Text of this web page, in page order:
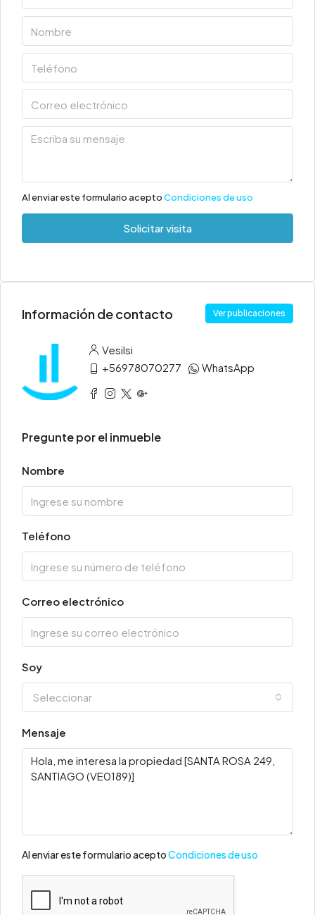
Al enviar este formulario aceptoCondiciones de uso
Solicitar visita
Información de contacto Ver publicaciones
Vesilsi
+56978070277
WhatsApp
Pregunte por el inmueble
Nombre
Teléfono
Correo electrónico
Soy
Seleccionar
Mensaje
Al enviar este formulario aceptoCondiciones de uso